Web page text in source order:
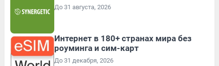
До 31 августа, 2026
Интернет в 180+ странах мира без
роуминга и сим-карт
До 31 декабря, 2026